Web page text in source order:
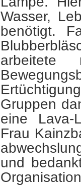
Wasser,
benötigt.
Gruppen
eine Lava-
Frau
und